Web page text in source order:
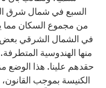
من مجموع السكان مما
في الشمال الشرقي بعض
منها الهندوسية
حقدهم علينا. هذا
الكنيسة بموجب